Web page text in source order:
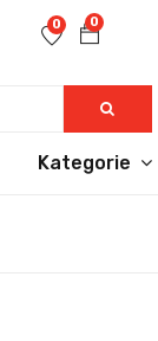
0
0
Kategorie